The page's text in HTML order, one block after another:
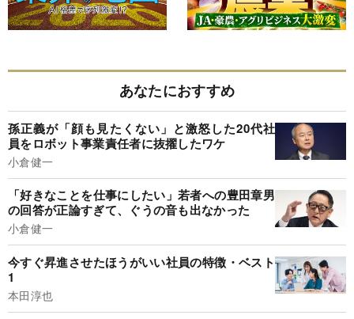
あなたにおすすめ
孫正義が「顔も見たくない」と激怒した20代社
員をロボット事業責任者に抜擢したワケ
小倉健一
「好きなことを仕事にしたい」若者への豊田章男
の回答が正論すぎて、ぐうの音も出なかった
小倉健一
今すぐ昇進させたほうがいい社員の特徴・ベスト
1
本田淳也